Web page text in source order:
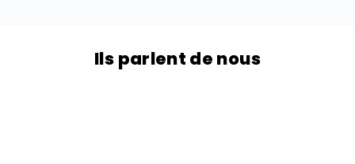
Ils parlent de nous